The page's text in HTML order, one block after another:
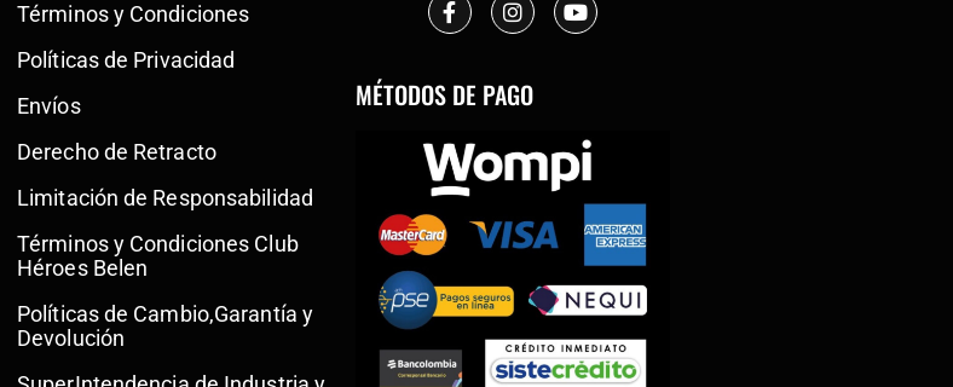
Términos y Condiciones
Políticas de Privacidad
Envíos
Derecho de Retracto
Limitación de Responsabilidad
Términos y Condiciones Club
Héroes Belen
Políticas de Cambio,Garantía y
Devolución
MÉTODOS DE PAGO